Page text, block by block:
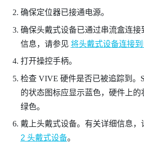
确保定位器已接通电源。
确保头戴式设备已通过串流盒连接
信息，请参见 将头戴式设备连接
打开操控手柄。
检查 VIVE 硬件是否已被追踪到。
的状态图标应显示蓝色，硬件上的
绿色。
戴上头戴式设备。有关详细信息，
2 头戴式设备。